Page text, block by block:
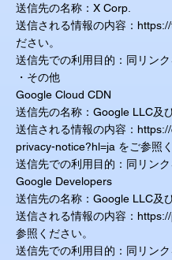
送信先の名称：X Corp.
送信される情報の内容：
ださい。
送信先での利用目的：同リンク
・その他
Google Cloud CDN
送信先の名称：Google LLC及
送信される情報の内容：
privacy-notice?hl=ja をご参照
送信先での利用目的：同リンク
Google Developers
送信先の名称：Google LLC及
送信される情報の内容：
参照ください。
送信先での利用目的：同リンク